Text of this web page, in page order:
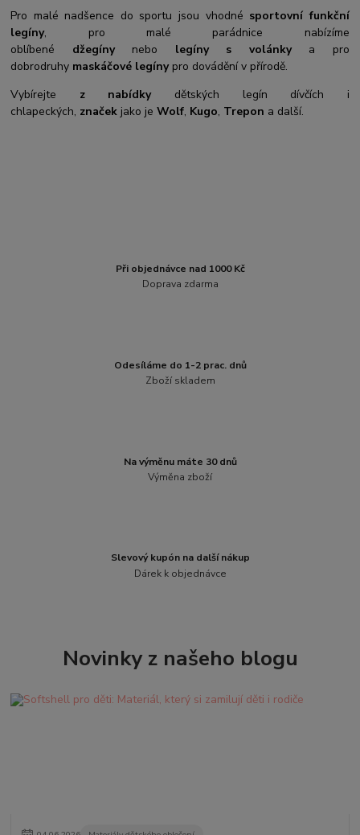
Pro malé nadšence do sportu jsou vhodné sportovní funkční
legíny, pro malé parádnice nabízíme
oblíbené džegínynebo legíny s volánkya pro
dobrodruhy maskáčové legínypro dovádění v přírodě.
Vybírejte z nabídkydětských legín dívčích i
chlapeckých, značek jako jeWolf, Kugo, Trepon a další.
Při objednávce nad 1000 Kč
Doprava zdarma
Odesíláme do 1-2 prac. dnů
Zboží skladem
Na výměnu máte 30 dnů
Výměna zboží
Slevový kupón na další nákup
Dárek k objednávce
Novinky z našeho blogu